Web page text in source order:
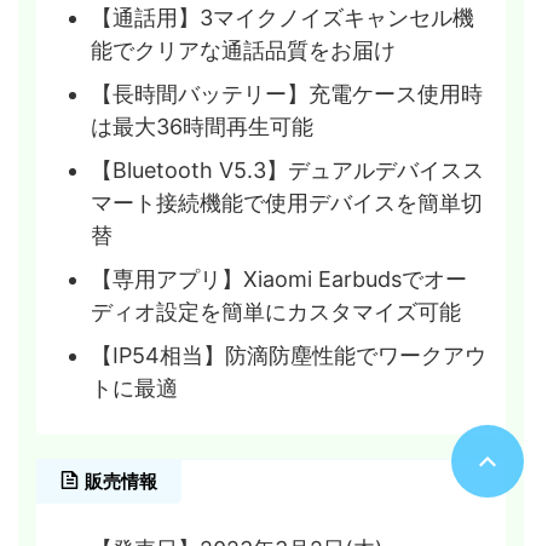
【通話用】3マイクノイズキャンセル機
能でクリアな通話品質をお届け
【長時間バッテリー】充電ケース使用時
は最大36時間再生可能
【Bluetooth V5.3】デュアルデバイスス
マート接続機能で使用デバイスを簡単切
替
【専用アプリ】Xiaomi Earbudsでオー
ディオ設定を簡単にカスタマイズ可能
【IP54相当】防滴防塵性能でワークアウ
トに最適
販売情報